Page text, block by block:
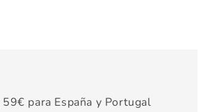
para España y Portugal